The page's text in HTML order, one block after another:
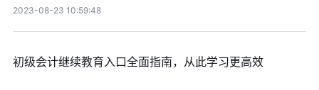
2023-08-23 10:59:48
初级会计继续教育入口全面指南，从此学习更高效